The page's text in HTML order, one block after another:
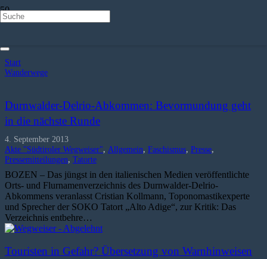
Start
Wanderwege
Durnwalder-Delrio-Abkommen: Bevormundung geht
in die nächste Runde
4. September 2013
Akte "Südtiroler Wegweiser", Allgemein, Faschismus, Presse,
Pressemitteilungen, Tatorte
BOZEN – Das jüngst in den italienischen Medien veröffentlichte
Orts- und Flurnamenverzeichnis des Durnwalder-Delrio-
Abkommens veranlasst Cristian Kollmann, Toponomastikexperte
und Sprecher der SOKO Tatort „Alto Adige“, zur Kritik: Das
Verzeichnis entbehre…
Touristen in Gefahr? Übersetzung von Warnhinweisen